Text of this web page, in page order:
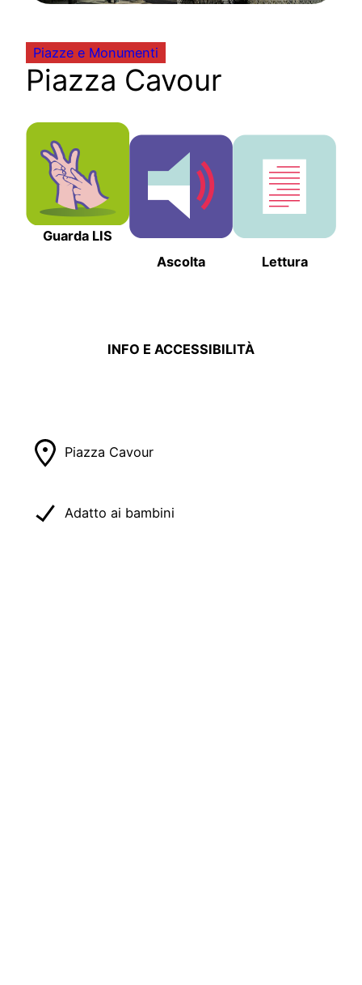
Piazze e Monumenti
Piazza Cavour
Guarda LIS
Ascolta
Lettura
INFO E ACCESSIBILITÀ
Piazza Cavour
Adatto ai bambini